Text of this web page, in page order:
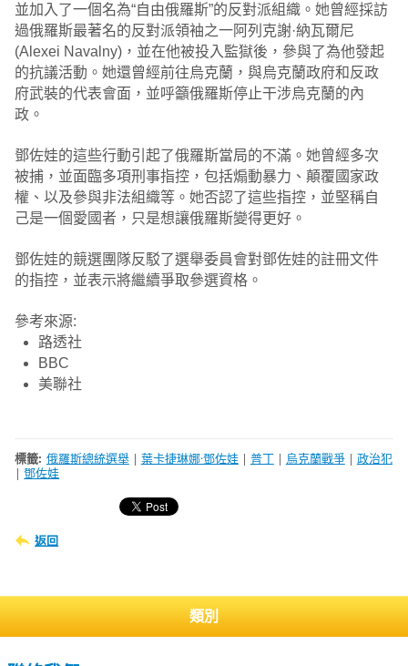
並加入了一個名為“自由俄羅斯”的反對派組織。她曾經採訪
過俄羅斯最著名的反對派領袖之一阿列克謝·納瓦爾尼
(Alexei Navalny)，並在他被投入監獄後，參與了為他發起
的抗議活動。她還曾經前往烏克蘭，與烏克蘭政府和反政
府武裝的代表會面，並呼籲俄羅斯停止干涉烏克蘭的內
政。
鄧佐娃的這些行動引起了俄羅斯當局的不滿。她曾經多次
被捕，並面臨多項刑事指控，包括煽動暴力、顛覆國家政
權、以及參與非法組織等。她否認了這些指控，並堅稱自
己是一個愛國者，只是想讓俄羅斯變得更好。
鄧佐娃的競選團隊反駁了選舉委員會對鄧佐娃的註冊文件
的指控，並表示將繼續爭取參選資格。
參考來源:
路透社
BBC
美聯社
標籤: 俄羅斯總統選舉 | 葉卡捷琳娜·鄧佐娃 | 普丁 | 烏克蘭戰爭 | 政治犯
| 鄧佐娃
返回
類別